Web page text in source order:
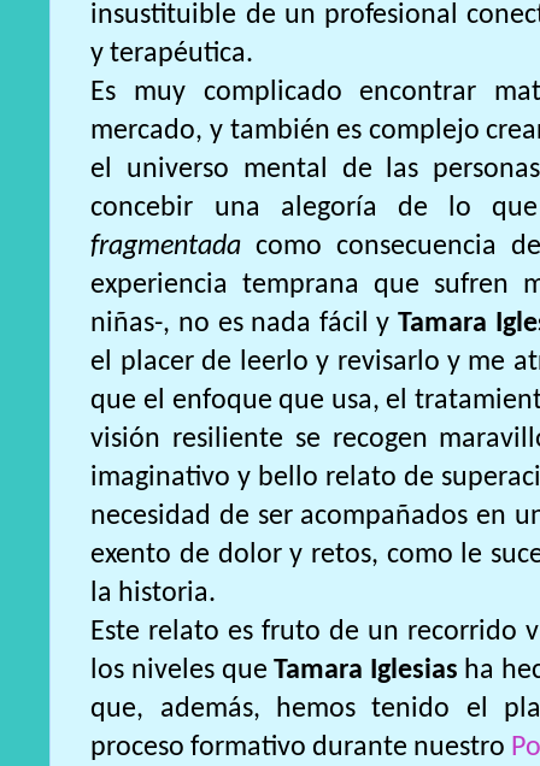
insustituible de un profesional
y terapéutica.
Es muy complicado encontrar
mercado, y también es complejo
el universo mental de las
concebir una alegoría de lo
fragmentada como consecuencia
experiencia temprana que sufren
niñas-, no es nada fácil y Tamara
el placer de leerlo y revisarlo y me
que el enfoque que usa, el
visión resiliente se recogen
imaginativo y bello relato de
necesidad de ser acompañados en
exento de dolor y retos, como le
la historia.
Este relato es fruto de un recorrido
los niveles queTamara Iglesias ha
que, además, hemos tenido el
proceso formativo durante nuestro